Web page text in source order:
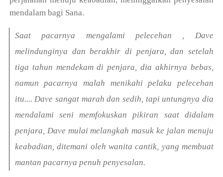
mendalam bagi Sana.
Saat pacarnya mengalami pelecehan , Dave
melindunginya dan berakhir di penjara, dan setelah
tiga tahun mendekam di penjara, dia akhirnya bebas,
namun pacarnya malah menikahi pelaku pelecehan
itu.... Dave sangat marah dan sedih, tapi untungnya dia
mendalami seni memfokuskan pikiran saat didalam
penjara, Dave mulai melangkah masuk ke jalan menuju
keabadian, ditemani oleh wanita cantik, yang membuat
mantan pacarnya penuh penyesalan.